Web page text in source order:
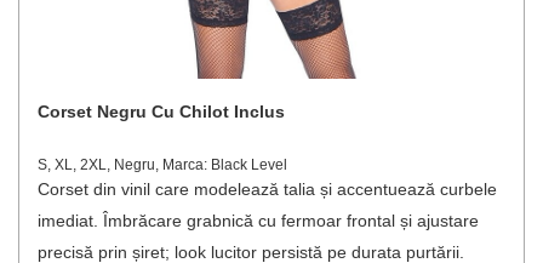
Corset Negru Cu Chilot Inclus
S, XL, 2XL, Negru, Marca: Black Level
Corset din vinil care modelează talia și accentuează curbele
imediat. Îmbrăcare grabnică cu fermoar frontal și ajustare
precisă prin șiret; look lucitor persistă pe durata purtării.